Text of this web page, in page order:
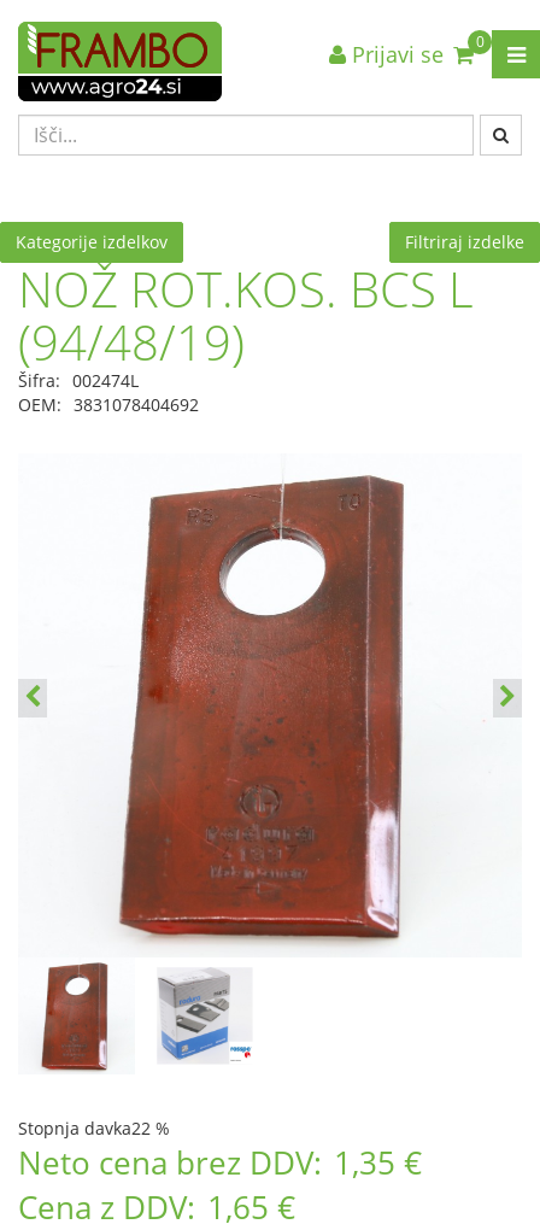
Nazaj en nivo
VRSTA 1
VRSTA 3
Nazaj en nivo
VRSTA 1
VRSTA 3
Nazaj en nivo
VRSTA 1
VRSTA 3
0
Prijavi se
Kategorije izdelkov Filtriraj izdelke
NOŽ ROT.KOS. BCS L
(94/48/19)
Šifra: 002474L
OEM: 3831078404692
Stopnja davka22 %
Neto cena brez DDV: 1,35 €
Cena z DDV: 1,65 €